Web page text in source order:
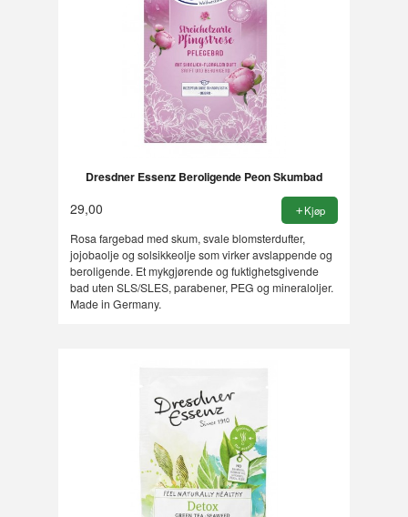
Dresdner Essenz Beroligende Peon Skumbad
29,00 Kjøp
Rosa fargebad med skum, svale blomsterdufter,
jojobaolje og solsikkeolje som virker avslappende og
beroligende. Et mykgjørende og fuktighetsgivende
bad uten SLS/SLES, parabener, PEG og mineraloljer.
Made in Germany.